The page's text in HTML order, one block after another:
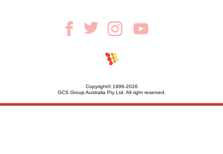
Copyright© 1996-2026
GCS Group Australia Pty Ltd. All right reserved.